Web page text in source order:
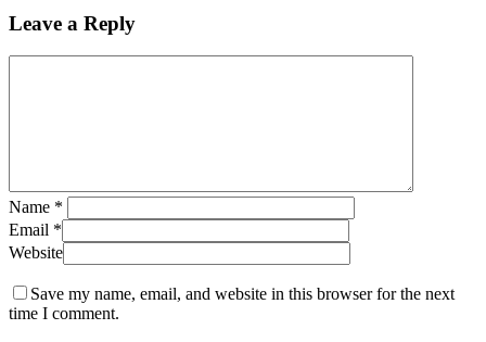
Leave a Reply
Name *
Email *
Website
Save my name, email, and website in this browser for the next
time I comment.